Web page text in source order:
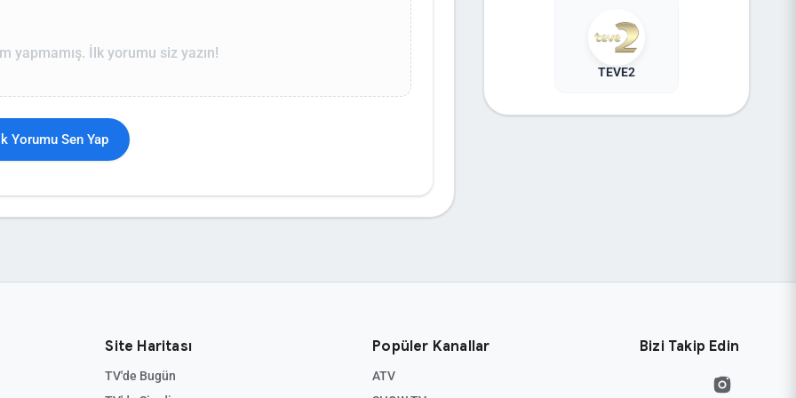
yapmamış. İlk yorumu siz yazın!
Yorumu Sen Yap
TEVE2
Site Haritası
TV'de Bugün
Popüler Kanallar
ATV
Bizi Takip Edin